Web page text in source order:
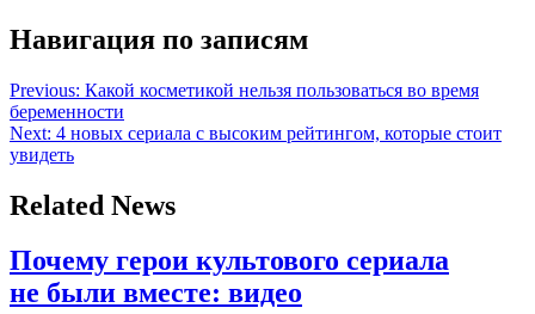
Навигация по записям
Previous: Какой косметикой нельзя пользоваться во время
беременности
Next: 4 новых сериала с высоким рейтингом, которые стоит
увидеть
Related News
Почему герои культового сериала
не были вместе: видео